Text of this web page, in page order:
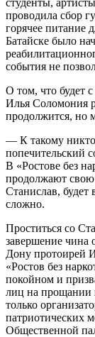
студенты,
проводила сбор
горячее питание
Батайске было
события не
О том, что будет
Илья Соломония
продолжится, но
— К такому
попечительский
В «Ростове без
продолжают свою
Станислав, будет
сложно.
Проститься со
завершение чина
Дону протоирей
«Ростов без
покойном и
лиц на прощании
только
патриотических
Общественной